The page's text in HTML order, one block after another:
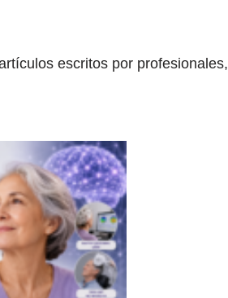
escritos por profesionales,